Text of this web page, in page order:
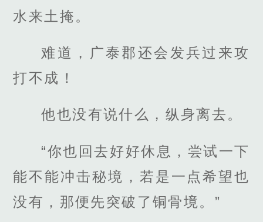
水来土掩。
难道，广泰郡还会发兵过来攻
打不成！
他也没有说什么，纵身离去。
“你也回去好好休息，尝试一下
能不能冲击秘境，若是一点希望也
没有，那便先突破了铜骨境。”